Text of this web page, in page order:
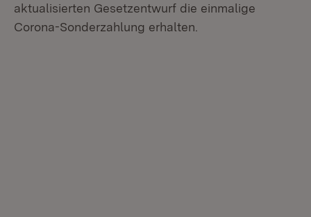
aktualisierten Gesetzentwurf die einmalige
Corona-Sonderzahlung erhalten.